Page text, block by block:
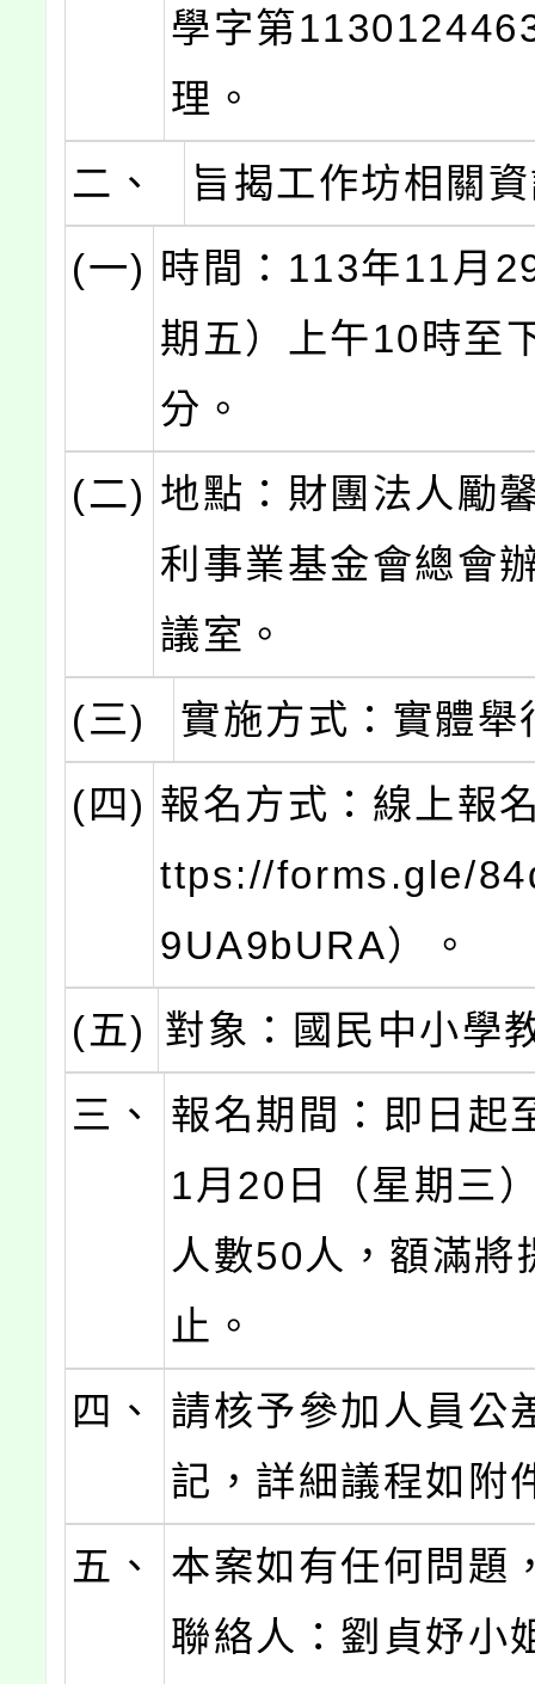
學字第
理。
二、
旨揭工作坊相關
(一) 時間：113年11月
期五）上午10時至
分。
(二) 地點：財團法人勵
利事業基金會總會
議室。
(三)
實施方式：實體舉
(四) 報名方式：線上報
ttps://forms.gle/
9UA9bURA）。
(五) 對象：國民中小學
三、
報名期間：即日起
1月20日（星期三
人數50人，額滿將
止。
四、
請核予參加人員公
記，詳細議程如附
五、
本案如有任何問題
聯絡人：劉貞妤小